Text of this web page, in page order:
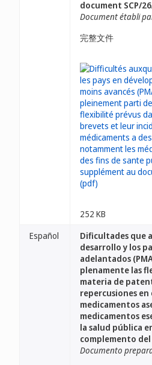
document SCP/
Document établi
完整文件
252 KB
Español
Dificultades que
desarrollo y los
adelantados
plenamente las
materia de
repercusiones en
medicamentos
medicamentos
la salud pública
complemento
Documento